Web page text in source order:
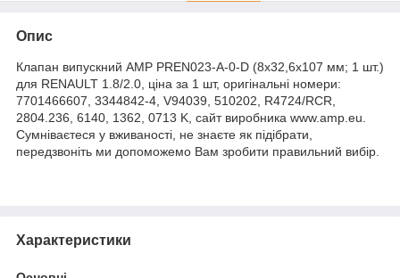
Опис
Клапан випускний AMP PREN023-A-0-D (8x32,6x107 мм; 1 шт.)
для RENAULT 1.8/2.0, ціна за 1 шт, оригінальні номери:
7701466607, 3344842-4, V94039, 510202, R4724/RCR,
2804.236, 6140, 1362, 0713 K, сайт виробника www.amp.eu.
Сумніваєтеся у вживаності, не знаєте як підібрати,
передзвоніть ми допоможемо Вам зробити правильний вибір.
Характеристики